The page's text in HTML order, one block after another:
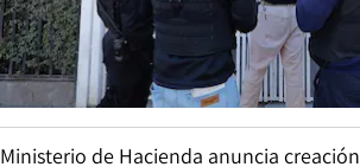
Ministerio de Hacienda anuncia